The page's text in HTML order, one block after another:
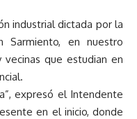
industrial dictada por la
Sarmiento, en nuestro
vecinas que estudian en
expresó el Intendente
en el inicio, donde